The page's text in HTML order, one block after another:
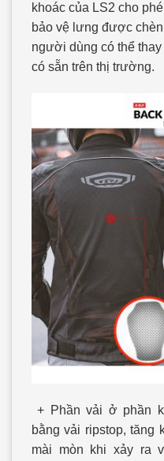
khoác của LS2 cho
bảo vệ lưng được
người dùng có thể
có sẵn trên thị trường.
+ Phần vải ở phần
bằng vải ripstop, tăng
mài mòn khi xảy ra